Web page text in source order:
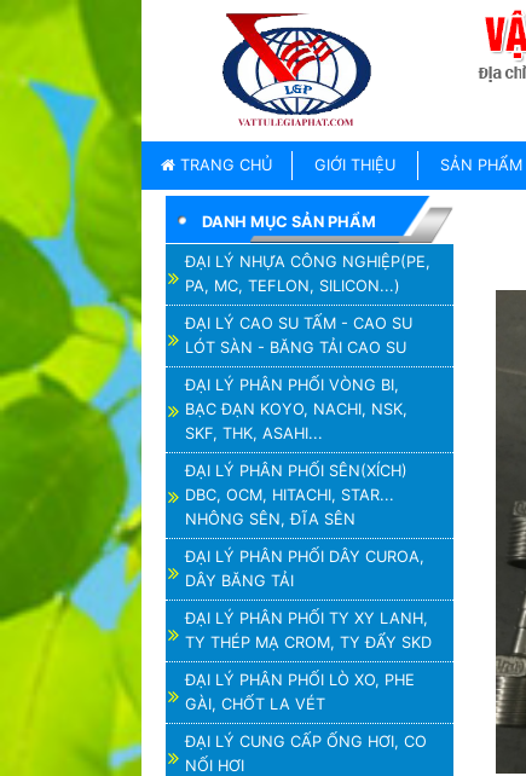
TRANG CHỦ GIỚI THIỆU SẢN PHẨM
TRANG
CHỦ
SẢN
PHẨM
THƯƠNG
TIN
TỨC
DANH MỤC SẢN PHẨM
ĐẠI LÝ NHỰA CÔNG NGHIỆP(PE,
PA, MC, TEFLON, SILICON...)
ĐẠI LÝ CAO SU TẤM - CAO SU
LÓT SÀN - BĂNG TẢI CAO SU
ĐẠI LÝ PHÂN PHỐI VÒNG BI,
BẠC ĐẠN KOYO, NACHI, NSK,
SKF, THK, ASAHI...
ĐẠI LÝ PHÂN PHỐI SÊN(XÍCH)
DBC, OCM, HITACHI, STAR...
NHÔNG SÊN, ĐĨA SÊN
ĐẠI LÝ PHÂN PHỐI DÂY CUROA,
DÂY BĂNG TẢI
ĐẠI LÝ PHÂN PHỐI TY XY LANH,
TY THÉP MẠ CROM, TY ĐẨY SKD
ĐẠI LÝ PHÂN PHỐI LÒ XO, PHE
GÀI, CHỐT LA VÉT
ĐẠI LÝ CUNG CẤP ỐNG HƠI, CO
NỐI HƠI